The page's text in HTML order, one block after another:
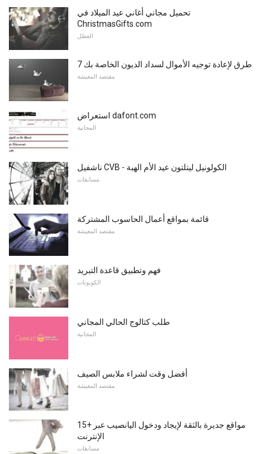
تحميل مجاني أغاني عيد الميلاد في
ChristmasGifts.com
العطل
7 طرق لإعادة توجيه الأموال لسداد الديون الخاصة بك
مقتصد المعيشة
استعراض dafont.com
المجانية
ناشفيل CVB - الكولونيل ليتلتون عيد الأم الهبة
مسابقات
قائمة بمواقع أعمال الحاسوب المشتركة
مقتصد المعيشة
فهم وتطبيق قاعدة التبريد
الكوبونات
طلب كتالوج الحالي المجاني
المجانية
أفضل وقت لشراء ملابس الصيف
مقتصد المعيشة
15+ مواقع جديرة بالثقة لإيجاد ودخول اليانصيب عبر
الإنترنت
مسابقات